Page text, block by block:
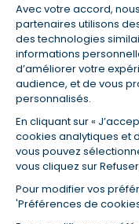
Avec votre accord,
partenaires utilisons
des technologies
informations
d’améliorer votre
audience, et de vous
personnalisés.
En cliquant sur «
cookies analytiques et
vous pouvez
vous cliquez sur
Pour modifier vos
'Préférences de
(1) Taux fixe national hors
(2) Économie de 65 %
457,23 € à 0,90 % sur 19,5
100 % (décès, PTIA, IPP,
salariée non cadre assurée
ans et non-fumeur, tous
14/07/2019, coût de
en moyenne contre 64,60
Empruntis.com (TAEA :
(3) Taux minimum pour un
5 000 et 20 000 euros,
de la durée de
crédit.